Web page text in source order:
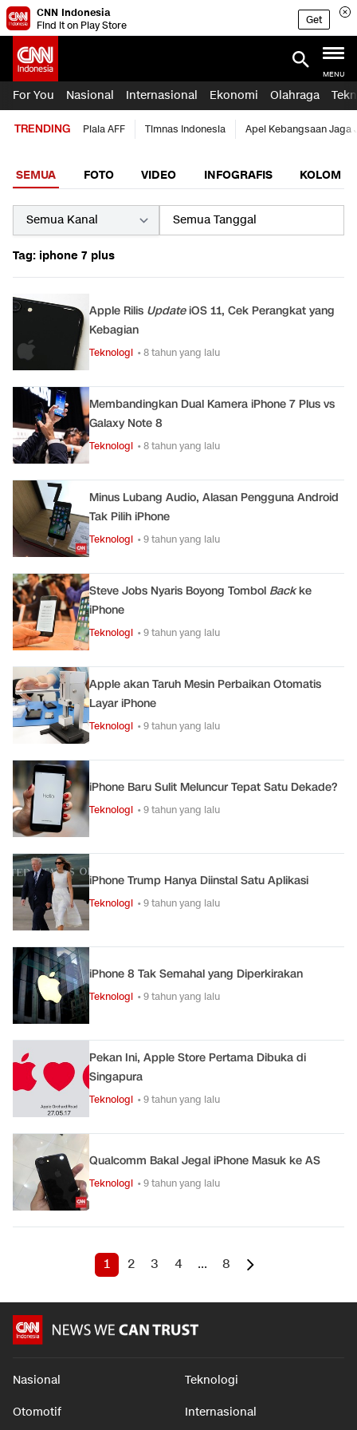
CNN Indonesia
Find it on Play Store
Get
MENU
For You Nasional Internasional Ekonomi Olahraga
TRENDING Piala AFF Timnas Indonesia Apel Kebangsaan Jaga
SEMUA FOTO VIDEO INFOGRAFIS KOLOM
Tag: iphone 7 plus
Apple Rilis UpdateiOS 11, Cek Perangkat yang
Kebagian
Teknologi • 8 tahun yang lalu
Membandingkan Dual Kamera iPhone 7 Plus vs
Galaxy Note 8
Teknologi • 8 tahun yang lalu
Minus Lubang Audio, Alasan Pengguna Android
Tak Pilih iPhone
Teknologi • 9 tahun yang lalu
Steve Jobs Nyaris Boyong Tombol Backke
iPhone
Teknologi • 9 tahun yang lalu
Apple akan Taruh Mesin Perbaikan Otomatis
Layar iPhone
Teknologi • 9 tahun yang lalu
iPhone Baru Sulit Meluncur Tepat Satu Dekade?
Teknologi • 9 tahun yang lalu
iPhone Trump Hanya Diinstal Satu Aplikasi
Teknologi • 9 tahun yang lalu
iPhone 8 Tak Semahal yang Diperkirakan
Teknologi • 9 tahun yang lalu
Pekan Ini, Apple Store Pertama Dibuka di
Singapura
Teknologi • 9 tahun yang lalu
Qualcomm Bakal Jegal iPhone Masuk ke AS
Teknologi • 9 tahun yang lalu
1 2 3 4 ... 8
Nasional Teknologi
Otomotif Internasional